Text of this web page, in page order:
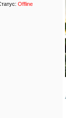
Offline